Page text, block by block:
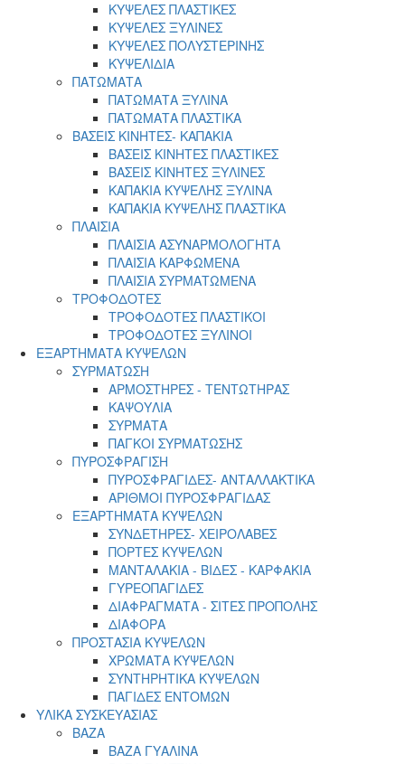
ΚΥΨΕΛΕΣ ΠΛΑΣΤΙΚΕΣ
ΚΥΨΕΛΕΣ ΞΥΛΙΝΕΣ
ΚΥΨΕΛΕΣ ΠΟΛΥΣΤΕΡΙΝΗΣ
ΚΥΨΕΛΙΔΙΑ
ΠΑΤΩΜΑΤΑ
ΠΑΤΩΜΑΤΑ ΞΥΛΙΝΑ
ΠΑΤΩΜΑΤΑ ΠΛΑΣΤΙΚΑ
ΒΑΣΕΙΣ ΚΙΝΗΤΕΣ- ΚΑΠΑΚΙΑ
ΒΑΣΕΙΣ ΚΙΝΗΤΕΣ ΠΛΑΣΤΙΚΕΣ
ΒΑΣΕΙΣ ΚΙΝΗΤΕΣ ΞΥΛΙΝΕΣ
ΚΑΠΑΚΙΑ ΚΥΨΕΛΗΣ ΞΥΛΙΝΑ
ΚΑΠΑΚΙΑ ΚΥΨΕΛΗΣ ΠΛΑΣΤΙΚΑ
ΠΛΑΙΣΙΑ
ΠΛΑΙΣΙΑ ΑΣΥΝΑΡΜΟΛΟΓΗΤΑ
ΠΛΑΙΣΙΑ ΚΑΡΦΩΜΕΝΑ
ΠΛΑΙΣΙΑ ΣΥΡΜΑΤΩΜΕΝΑ
ΤΡΟΦΟΔΟΤΕΣ
ΤΡΟΦΟΔΟΤΕΣ ΠΛΑΣΤΙΚΟΙ
ΤΡΟΦΟΔΟΤΕΣ ΞΥΛΙΝΟΙ
ΕΞΑΡΤΗΜΑΤΑ ΚΥΨΕΛΩΝ
ΣΥΡΜΑΤΩΣΗ
ΑΡΜΟΣΤΗΡΕΣ - ΤΕΝΤΩΤΗΡΑΣ
ΚΑΨΟΥΛΙΑ
ΣΥΡΜΑΤΑ
ΠΑΓΚΟΙ ΣΥΡΜΑΤΩΣΗΣ
ΠΥΡΟΣΦΡΑΓΙΣΗ
ΠΥΡΟΣΦΡΑΓΙΔΕΣ- ΑΝΤΑΛΛΑΚΤΙΚΑ
ΑΡΙΘΜΟΙ ΠΥΡΟΣΦΡΑΓΙΔΑΣ
ΕΞΑΡΤΗΜΑΤΑ ΚΥΨΕΛΩΝ
ΣΥΝΔΕΤΗΡΕΣ- ΧΕΙΡΟΛΑΒΕΣ
ΠΟΡΤΕΣ ΚΥΨΕΛΩΝ
ΜΑΝΤΑΛΑΚΙΑ - ΒΙΔΕΣ - ΚΑΡΦΑΚΙΑ
ΓΥΡΕΟΠΑΓΙΔΕΣ
ΔΙΑΦΡΑΓΜΑΤΑ - ΣΙΤΕΣ ΠΡΟΠΟΛΗΣ
ΔΙΑΦΟΡΑ
ΠΡΟΣΤΑΣΙΑ ΚΥΨΕΛΩΝ
ΧΡΩΜΑΤΑ ΚΥΨΕΛΩΝ
ΣΥΝΤΗΡΗΤΙΚΑ ΚΥΨΕΛΩΝ
ΠΑΓΙΔΕΣ ΕΝΤΟΜΩΝ
ΥΛΙΚΑ ΣΥΣΚΕΥΑΣΙΑΣ
ΒΑΖΑ
ΒΑΖΑ ΓΥΑΛΙΝΑ